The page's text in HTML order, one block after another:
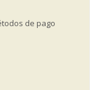
de pago